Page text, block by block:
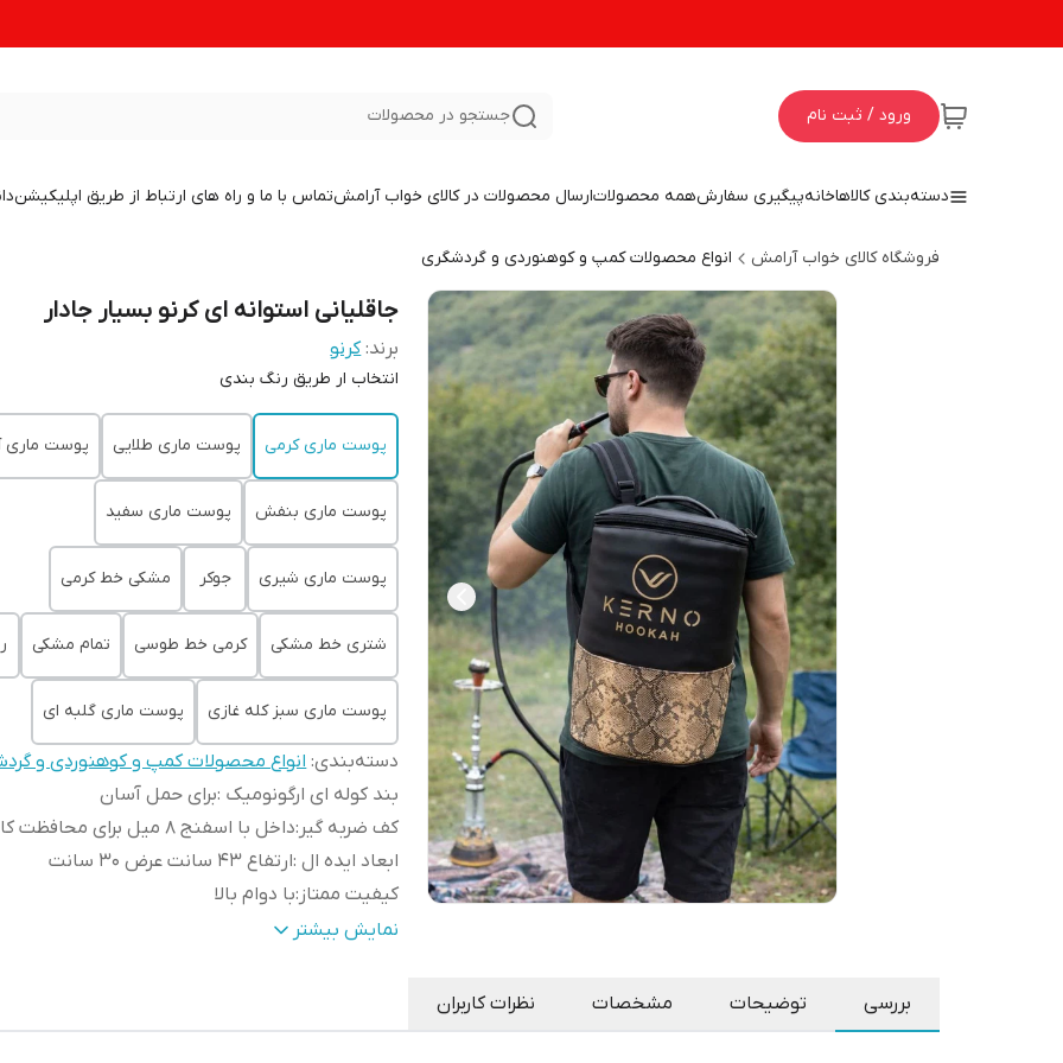
ورود / ثبت نام جستجو در محصولات
دسته‌بندی کالاهاخانهپیگیری سفارشهمه محصولاتارسال محصولات در کالای خواب آرامشتماس با ما و راه های ارتباط از طریق اپلیکیشن
فروشگاه کالای خواب آرامش انواع محصولات کمپ و کوهنوردی و گردشگری
جاقلیانی استوانه ای کرنو بسیار جادار
برند: کرنو
انتخاب ار طریق رنگ بندی
پوست ماری کرمی پوست ماری طلایی پوست ماری
پوست ماری بنفش پوست ماری سفید
پوست ماری شیری جوکر مشکی خط کرمی
شتری خط مشکی کرمی خط طوسی تمام مشکی
پوست ماری سبز کله غازی پوست ماری گلبه ای
دسته‌بندی:انواع محصولات کمپ و کوهنوردی و
بند کوله ای ارگونومیک :برای حمل آسان
کف ضربه گیر :داخل با اسفنج 8 میل برای محافظت کامل
ابعاد ایده ال :ارتفاع 43 سانت عرض 30 سانت
کیفیت ممتاز :با دوام بالا
رنگ بندی:تنوع بالانمایش بیشتر
بررسی توضیحات مشخصات نظرات کاربران